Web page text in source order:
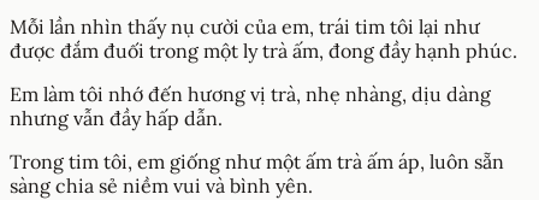
Mỗi lần nhìn thấy nụ cười của em, trái tim tôi lại như
được đắm đuối trong một ly trà ấm, đong đầy hạnh phúc.
Em làm tôi nhớ đến hương vị trà, nhẹ nhàng, dịu dàng
nhưng vẫn đầy hấp dẫn.
Trong tim tôi, em giống như một ấm trà ấm áp, luôn sẵn
sàng chia sẻ niềm vui và bình yên.